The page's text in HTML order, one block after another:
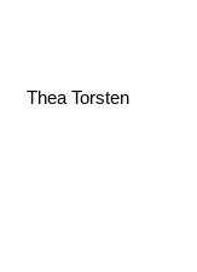
Thea Torsten